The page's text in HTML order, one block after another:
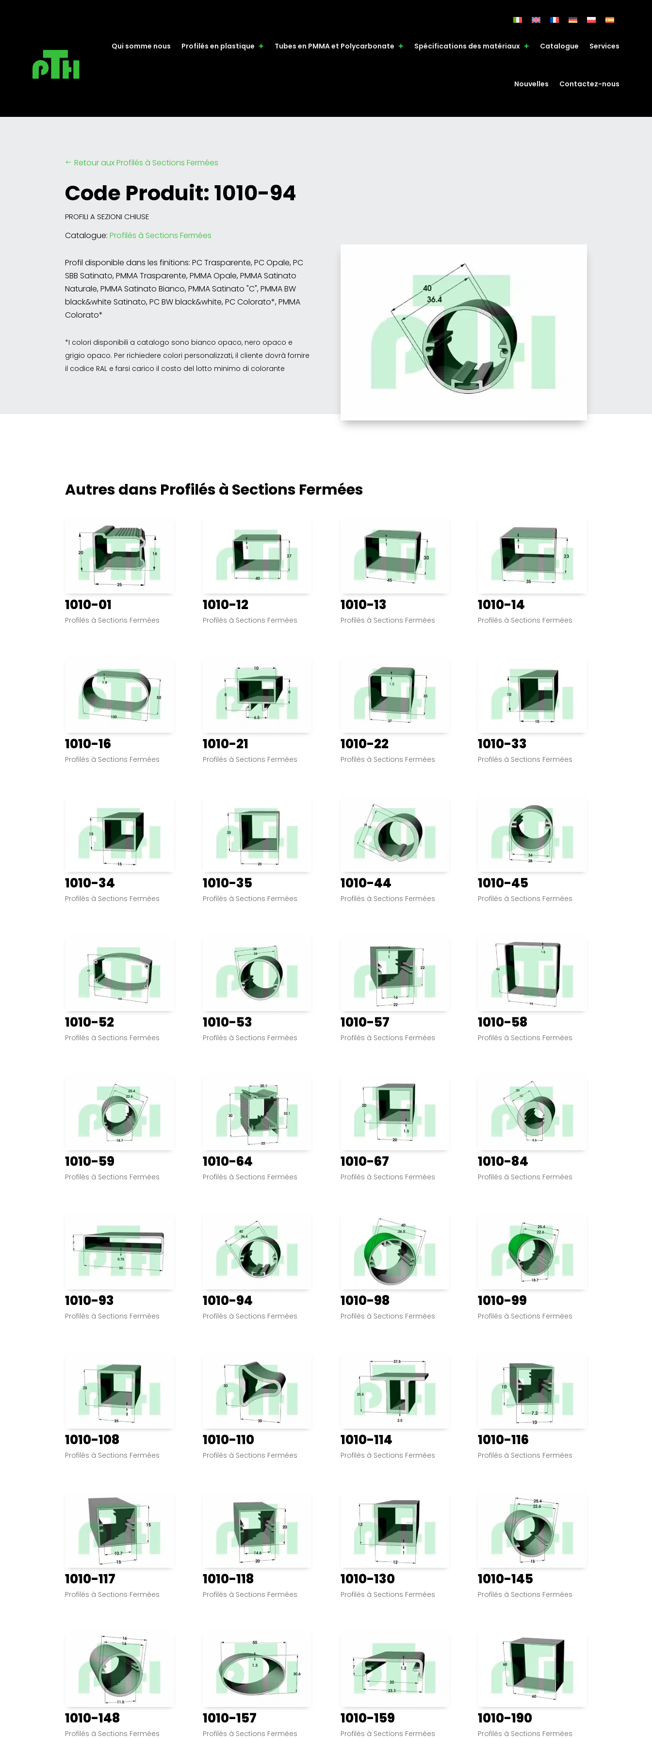
Qui somme nous Profilés en plastique Tubes en PMMA et Polycarbonate Spécifications des matériaux Catalogue Services
Nouvelles Contactez-nous
# Retour aux Profilés à Sections Fermées
Code Produit: 1010-94
PROFILI A SEZIONI CHIUSE
Catalogue:Profilés à Sections Fermées
Profil disponible dans les finitions: PC Trasparente, PC Opale, PC
SBB Satinato, PMMA Trasparente, PMMA Opale, PMMA Satinato
Naturale, PMMA Satinato Bianco, PMMA Satinato "C", PMMA BW
black&white Satinato, PC BW black&white, PC Colorato*, PMMA
Colorato*
*I colori disponibili a catalogo sono bianco opaco, nero opaco e
grigio opaco. Per richiedere colori personalizzati, il cliente dovrà fornire
il codice RAL e farsi carico il costo del lotto minimo di colorante
Autres dans Profilés à Sections Fermées
1010-01
Profilés à Sections Fermées
1010-12
Profilés à Sections Fermées
1010-13
Profilés à Sections Fermées
1010-14
Profilés à Sections Fermées
1010-16
Profilés à Sections Fermées
1010-21
Profilés à Sections Fermées
1010-22
Profilés à Sections Fermées
1010-33
Profilés à Sections Fermées
1010-34
Profilés à Sections Fermées
1010-35
Profilés à Sections Fermées
1010-44
Profilés à Sections Fermées
1010-45
Profilés à Sections Fermées
1010-52
Profilés à Sections Fermées
1010-53
Profilés à Sections Fermées
1010-57
Profilés à Sections Fermées
1010-58
Profilés à Sections Fermées
1010-59
Profilés à Sections Fermées
1010-64
Profilés à Sections Fermées
1010-67
Profilés à Sections Fermées
1010-84
Profilés à Sections Fermées
1010-93
Profilés à Sections Fermées
1010-94
Profilés à Sections Fermées
1010-98
Profilés à Sections Fermées
1010-99
Profilés à Sections Fermées
1010-108
Profilés à Sections Fermées
1010-110
Profilés à Sections Fermées
1010-114
Profilés à Sections Fermées
1010-116
Profilés à Sections Fermées
1010-117
Profilés à Sections Fermées
1010-118
Profilés à Sections Fermées
1010-130
Profilés à Sections Fermées
1010-145
Profilés à Sections Fermées
1010-148
Profilés à Sections Fermées
1010-157
Profilés à Sections Fermées
1010-159
Profilés à Sections Fermées
1010-190
Profilés à Sections Fermées